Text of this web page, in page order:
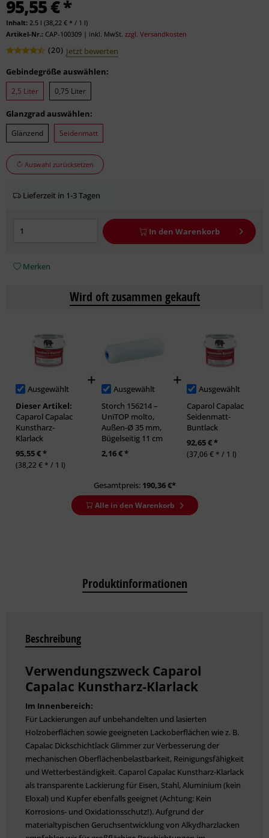
95,55 € *
Inhalt: 2.5 l (38,22 € * / 1 l)
Artikel-Nr.: CAP-100309 | inkl. MwSt. zzgl. Versandkosten
(20) Jetzt bewerten
Gebindegröße auswählen:
2,5 Liter 0,75 Liter
Glanzgrad auswählen:
Glänzend Seidenmatt
Auswahl zurücksetzen
Lieferzeit in 1-3 Tagen
In den Warenkorb
Merken
Wird oft zusammen gekauft
Ausgewählt
Dieser Artikel:
Caparol Capalac
Kunstharz-
Klarlack
95,55 € *
(38,22 € * / 1 l)
Ausgewählt
Storch 156214 –
UniTOP molto,
Außen-Ø 35 mm,
Bügelseitig 11 cm
2,16 € *
Ausgewählt
Caparol Capalac
Seidenmatt-
Buntlack
92,65 € *
(37,06 € * / 1 l)
Gesamtpreis: 190,36€*
Alle in den Warenkorb
Produktinformationen
Beschreibung
Verwendungszweck Caparol
Capalac Kunstharz-Klarlack
Im Innenbereich:
Für Lackierungen auf unbehandelten und lasierten
Holzoberflächen sowie geeigneten Lackoberflächen wie z. B.
Capalac Dickschichtlack Glimmer zur Verbesserung der
mechanischen Oberflächenbelastbarkeit, Reinigungsfähigkeit
und Wetterbeständigkeit. Caparol Capalac Kunstharz-Klarlack
als transparente Lackierung für Eisen, Stahl, Aluminium (kein
Eloxal) und Kupfer ebenfalls geeignet (Achtung: Kein
Korrosions- und Oxidationsschutz!). Aufgrund der
materialtypischen Geruchs­entwicklung von Alkydharzlacken